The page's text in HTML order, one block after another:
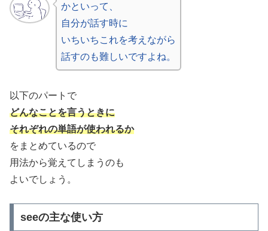
かといって、
自分が話す時に
いちいちこれを考えながら
話すのも難しいですよね。
以下のパートで
どんなことを言うときに
それぞれの単語が使われるか
をまとめているので
用法から覚えてしまうのも
よいでしょう。
seeの主な使い方